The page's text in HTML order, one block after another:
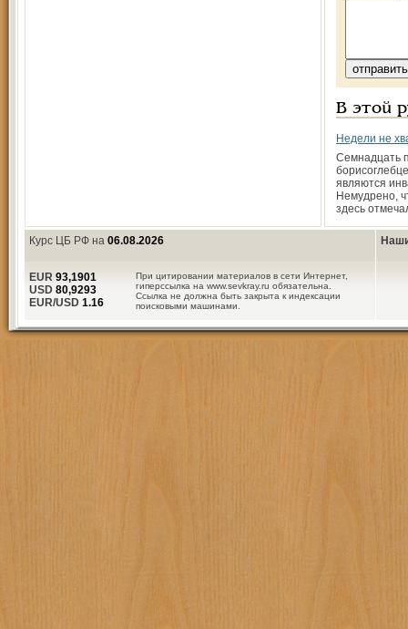
В этой
Недели не
Семнадцать
являются
Немудрено,
здесь
Курс ЦБ РФ на 06.08.2026
При цитировании материалов в сети Интернет,
гиперссылка на www.sevkray.ru обязательна.
Ссылка не должна быть закрыта к индексации
поисковыми машинами.
EUR 93,1901
USD 80,9293
EUR/USD 1.16